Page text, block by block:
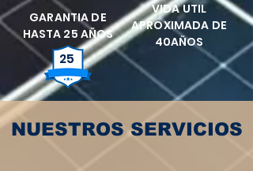
GARANTIA DE
HASTA 25 AÑOS
25
VIDA UTIL
APROXIMADA DE
40AÑOS
NUESTROS SERVICIOS